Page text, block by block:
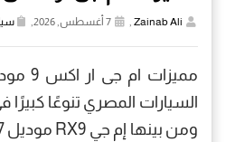
Zainab Ali